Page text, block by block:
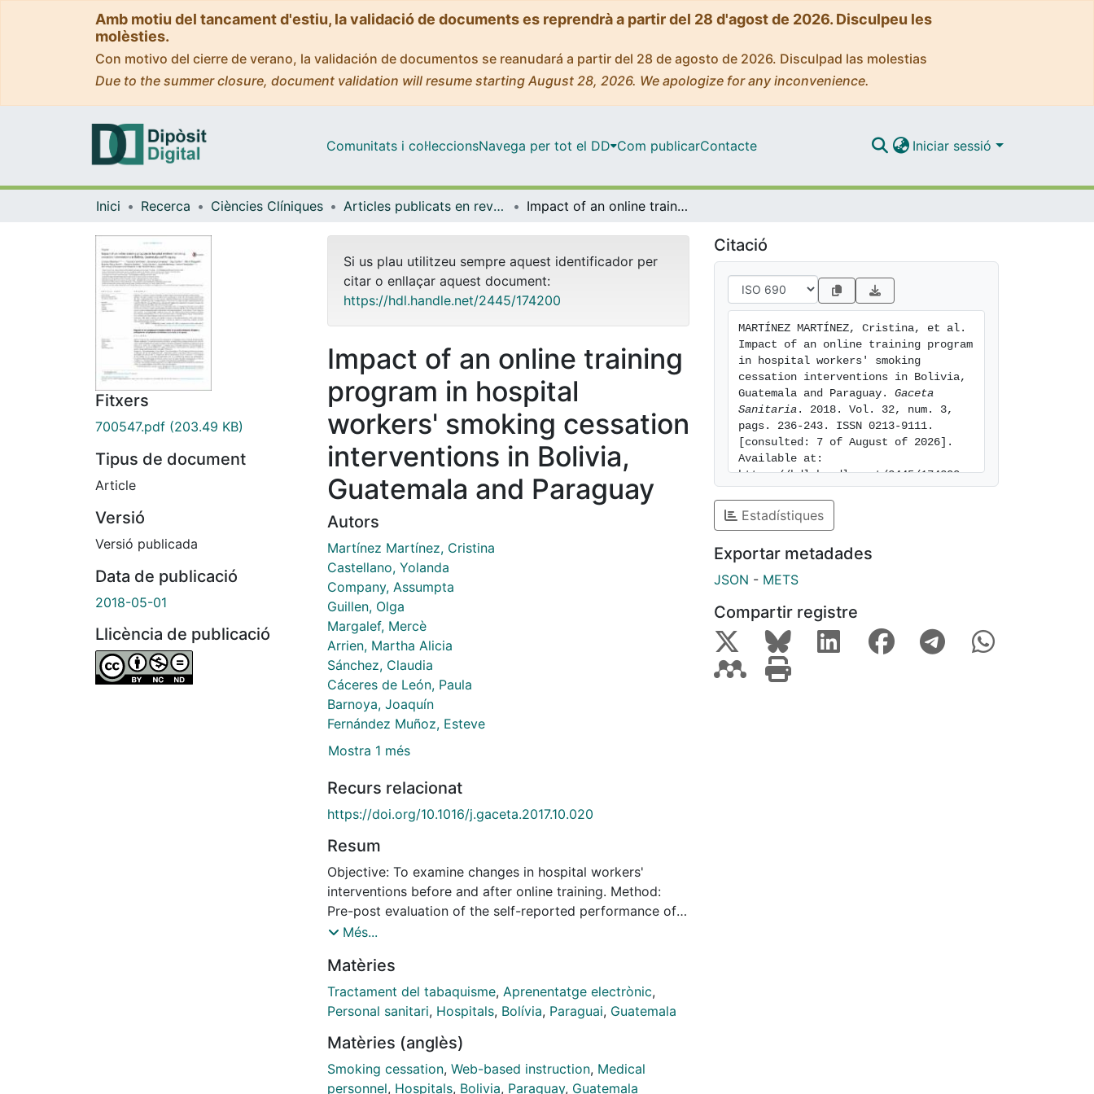
Amb motiu del tancament d'estiu, la validació de documents es reprendrà a partir del 28 d'agost de 2026. Disculpeu les
molèsties.
Con motivo del cierre de verano, la validación de documentos se reanudará a partir del 28 de agosto de 2026. Disculpad las molestias
Due to the summer closure, document validation will resume starting August 28, 2026. We apologize for any inconvenience.
Comunitats i col·leccionsNavega per tot el DD Com publicarContacte Iniciar sessió
Inici Recerca Ciències Clíniques Articles publicats en revistes (Ciències Clíniques) Impact of an online training program in hospital workers' smoking cessation interventions in Bolivia, Guatemala and Paraguay
Fitxers
700547.pdf (203.49 KB)
Tipus de document
Article
Versió
Versió publicada
Data de publicació
2018-05-01
Llicència de publicació
Si us plau utilitzeu sempre aquest identificador per
citar o enllaçar aquest document:
https://hdl.handle.net/2445/174200
Impact of an online training
program in hospital
workers' smoking cessation
interventions in Bolivia,
Guatemala and Paraguay
Autors
Martínez Martínez, Cristina
Castellano, Yolanda
Company, Assumpta
Guillen, Olga
Margalef, Mercè
Arrien, Martha Alicia
Sánchez, Claudia
Cáceres de León, Paula
Barnoya, Joaquín
Fernández Muñoz, Esteve
Mostra 1 més
Recurs relacionat
https://doi.org/10.1016/j.gaceta.2017.10.020
Resum
Objective: To examine changes in hospital workers'
interventions before and after online training. Method:
Pre-post evaluation of the self-reported performance of
the 5A's by hospital workers from the three organizations
organisational-level factors through a questionnaire that
included 43 items (0 = none to 10 = most possible)
completed before and 6 months after the training.
examine changes, the non-parametric test for paired data
(Wilcoxon) was used. Results: 202 professionals (76 in
Bolivia, 79 in Guatemala, and 47 in Paraguay) finished the
Més...
Matèries
Tractament del tabaquisme, Aprenentatge electrònic,
Personal sanitari, Hospitals, Bolívia, Paraguai, Guatemala
Matèries (anglès)
Smoking cessation, Web-based instruction, Medical
personnel, Hospitals, Bolivia, Paraguay, Guatemala
Citació
MARTÍNEZ MARTÍNEZ, Cristina, et al.
Impact of an online training program
in hospital workers' smoking
cessation interventions in Bolivia,
Guatemala and Paraguay. Gaceta
Sanitaria . 2018. Vol. 32, num. 3,
pags. 236-243. ISSN 0213-9111.
[consulted: 7 of August of 2026].
Available at:
https://hdl.handle.net/2445/174200
Estadístiques
Exportar metadades
JSON - METS
Compartir registre